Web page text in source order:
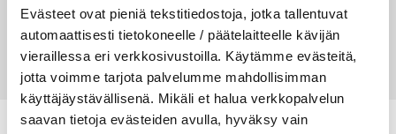
Evästeet ovat pieniä tekstitiedostoja, jotka tallentuvat
automaattisesti tietokoneelle / päätelaitteelle kävijän
vieraillessa eri verkkosivustoilla. Käytämme evästeitä,
jotta voimme tarjota palvelumme mahdollisimman
käyttäjäystävällisenä. Mikäli et halua verkkopalvelun
saavan tietoja evästeiden avulla, hyväksy vain
15.5.2023